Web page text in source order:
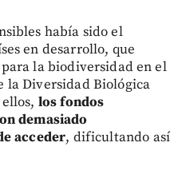
había sido el
en desarrollo, que
la biodiversidad en el
la Diversidad Biológica
los fondos
demasiado
acceder, dificultando así